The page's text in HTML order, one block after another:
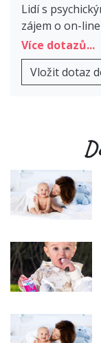
Lidí s
zájem o on-
Více dotazů...
Vložit dotaz